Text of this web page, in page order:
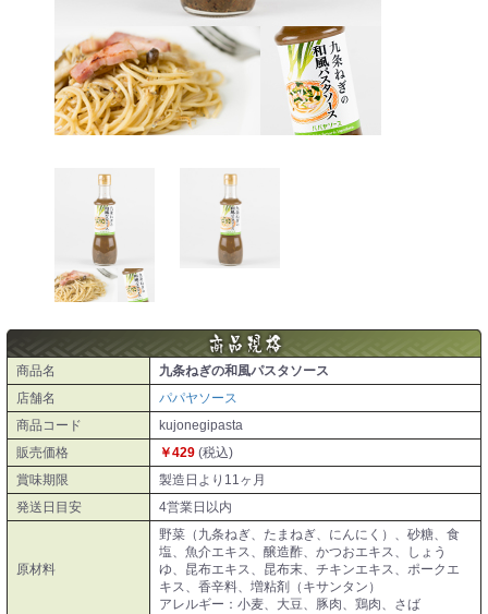
商品名
九条ねぎの和風パスタソース
店舗名
パパヤソース
商品コード
kujonegipasta
販売価格
￥429 (税込)
賞味期限
製造日より11ヶ月
発送日目安
4営業日以内
原材料
野菜（九条ねぎ、たまねぎ、にんにく）、砂糖、食
塩、魚介エキス、醸造酢、かつおエキス、しょう
ゆ、昆布エキス、昆布末、チキンエキス、ポークエ
キス、香辛料、増粘剤（キサンタン）
アレルギー：小麦、大豆、豚肉、鶏肉、さば